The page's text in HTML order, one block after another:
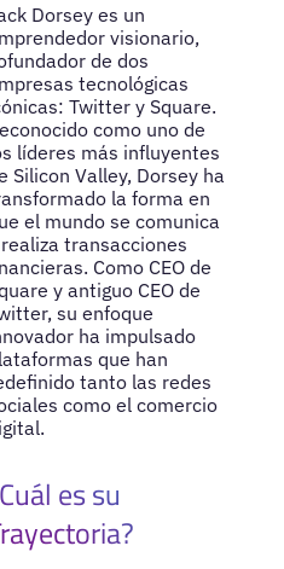
Dorsey es un
visionario,
de dos
tecnológicas
Twitter y Square.
como uno de
líderes más influyentes
Silicon Valley, Dorsey ha
la forma en
el mundo se comunica
transacciones
Como CEO de
y antiguo CEO de
su enfoque
ha impulsado
que han
tanto las redes
como el comercio
es su